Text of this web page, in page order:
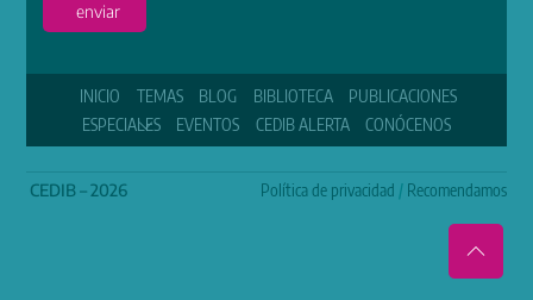
enviar
INICIO TEMAS BLOG BIBLIOTECA
PUBLICACIONES
ESPECIALES
EVENTOS CEDIB ALERTA CONÓCENOS
CEDIB – 2026 Política de privacidad / Recomendamos